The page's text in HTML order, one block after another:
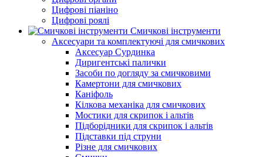
Цифрові піаніно
Цифрові роялі
Смичкові інструменти
Аксесуари та комплектуючі для смичкових
Аксесуар Сурдинка
Диригентські палички
Засоби по догляду за смичковими
Камертони для смичкових
Каніфоль
Кілкова механіка для смичкових
Мостики для скрипок і альтів
Підборiдники для скрипок і альтів
Підставки під струни
Різне для смичкових